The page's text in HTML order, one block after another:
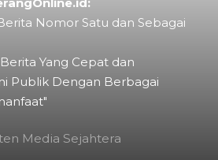
Nomor Satu dan Sebagai
Yang Cepat dan
Publik Dengan Berbagai
Media Sejahtera